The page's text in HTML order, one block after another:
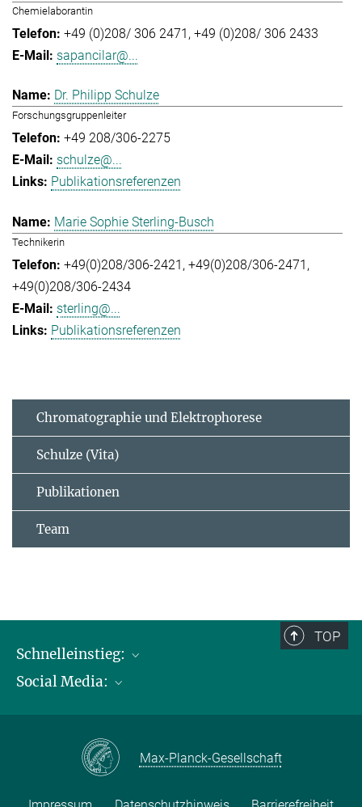
Chemielaborantin
+49 (0)208/ 306 2471 +49 (0)208/ 306 2433
sapancilar@...
Dr. Philipp Schulze
Forschungsgruppenleiter
+49 208/306-2275
schulze@...
Publikationsreferenzen
Marie Sophie Sterling-Busch
Technikerin
+49(0)208/306-2421 +49(0)208/306-2471
+49(0)208/306-2434
sterling@...
Publikationsreferenzen
Chromatographie und Elektrophorese
Schulze (Vita)
Publikationen
Team
TOP
Schnelleinstieg:
Publikationen
Kontakt und Anfahrtsbeschreibung
Social Media:
Max-Planck-Gesellschaft